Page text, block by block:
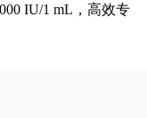
IU/1 mL，高效专